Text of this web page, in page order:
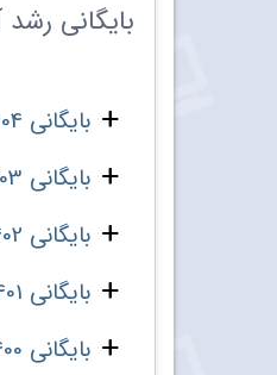
بایگانی رشد
بایگانی 1404
بایگانی 1403
بایگانی 1402
بایگانی 1401
بایگانی 1400